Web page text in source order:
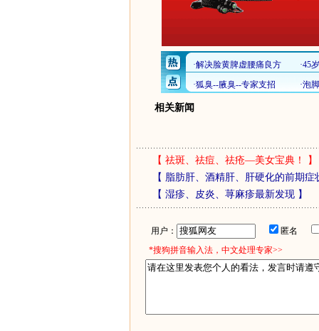
相关新闻
【 祛斑、祛痘、祛疮—美女宝典！ 】
【 脂肪肝、酒精肝、肝硬化的前期症
【 湿疹、皮炎、荨麻疹最新发现】
用户： 匿名
*搜狗拼音输入法，中文处理专家>>